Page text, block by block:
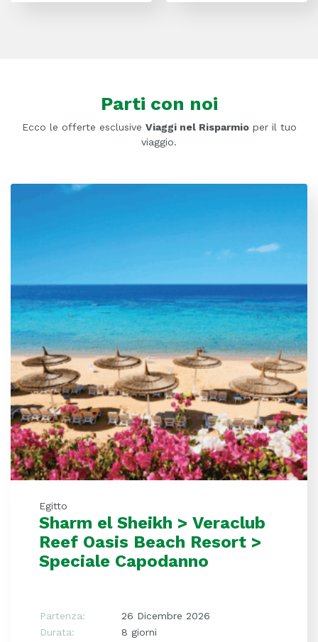
Parti con noi
Ecco le offerte esclusive Viaggi nel Risparmioper il tuo
viaggio.
Egitto
Sharm el Sheikh > Veraclub
Reef Oasis Beach Resort >
Speciale Capodanno
Partenza:
26 Dicembre 2026
Durata:
8 giorni